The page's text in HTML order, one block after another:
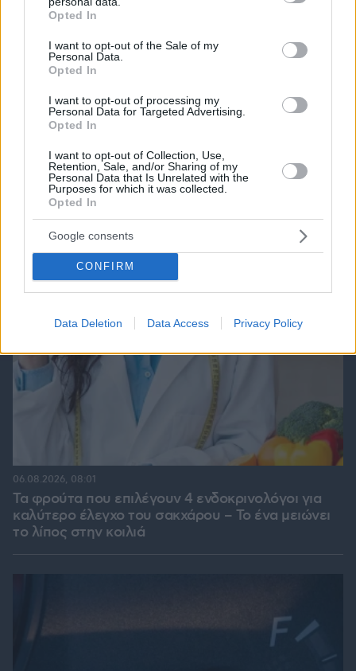
grant or deny consent to Google and its third-party tags to
use your data for below specified purposes in below Google
consent section.
Opted In
I want to opt-out of the Sale of my
Personal Data.
Opted In
I want to opt-out of processing my
Personal Data for Targeted Advertising.
Opted In
I want to opt-out of Collection, Use,
Retention, Sale, and/or Sharing of my
Personal Data that Is Unrelated with the
Purposes for which it was collected.
Opted In
Google consents
CONFIRM
Data Deletion Data Access Privacy Policy
ΔΕΙΤΕ ΟΛΑ ΤΑ GAMES
Best of Network
Τα φρούτα που επιλέγουν 4 ενδοκρινολόγοι για
καλύτερο έλεγχο του σακχάρου – Το ένα μειώνει
το λίπος στην κοιλιά
06.08.2026, 08:01